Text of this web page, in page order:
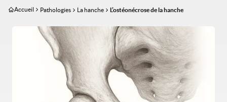
AllerAccueil Pathologies La hanche L’ostéonécrose de la hanche